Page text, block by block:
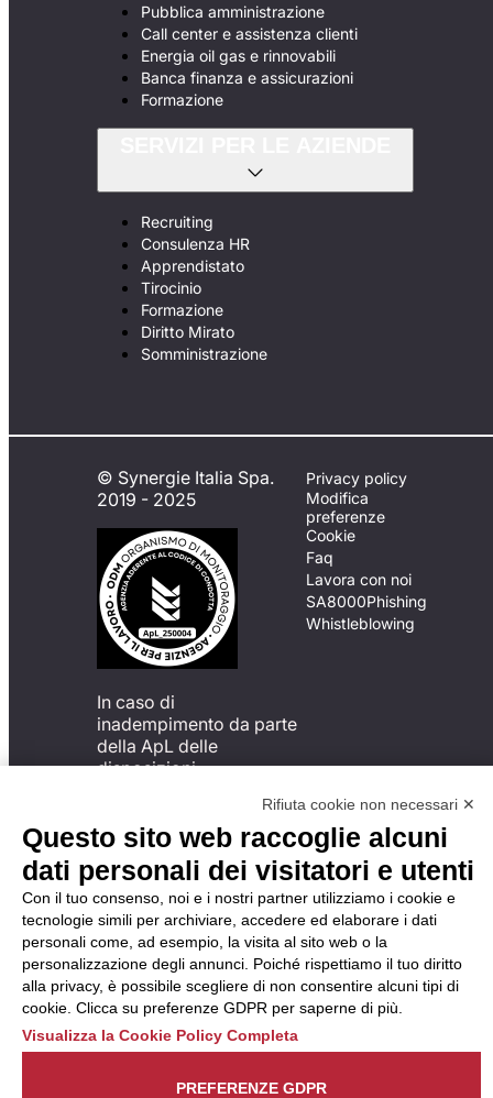
Pubblica amministrazione
Call center e assistenza clienti
Energia oil gas e rinnovabili
Banca finanza e assicurazioni
Formazione
Recruiting
Consulenza HR
Apprendistato
Tirocinio
Formazione
Diritto Mirato
Somministrazione
© Synergie Italia Spa.
2019 - 2025
In caso di
inadempimento da parte
della ApL delle
disposizioni
possibile presentare un
reclamo
all’Organismo di
Monitoraggio utilizzando
una delle modalità
descritte al seguente
indirizzo web
https://odm-
agenzielavoro.it/reclami/.
Privacy policy
Modifica
preferenze
Cookie
Faq
Lavora con noi
SA8000Phishing
Whistleblowing
Rifiuta cookie non necessari ✕
Questo sito web raccoglie alcuni
dati personali dei visitatori e utenti
Con il tuo consenso, noi e i nostri partner utilizziamo i cookie e
tecnologie simili per archiviare, accedere ed elaborare i dati
personali come, ad esempio, la visita al sito web o la
personalizzazione degli annunci. Poiché rispettiamo il tuo diritto
alla privacy, è possibile scegliere di non consentire alcuni tipi di
cookie. Clicca su preferenze GDPR per saperne di più.
Visualizza la Cookie Policy Completa
PREFERENZE GDPR